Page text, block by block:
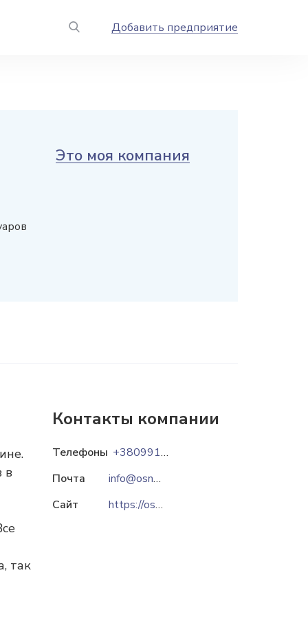
Добавить предприятие
Это моя компания
в
так
Контакты компании
Телефоны
+380991079910
Почта
info@osnova.ks.ua
Сайт
https://osnova.company